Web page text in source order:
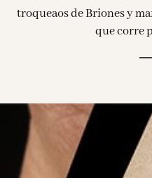
troqueaos de Briones y
que corre